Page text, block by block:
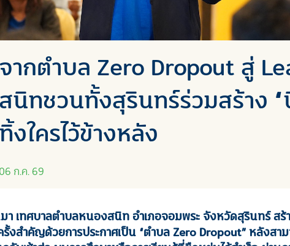
จากตำบล Zero Dropout สู่
สนิทชวนทั้งสุรินทร์ร่วมสร้าง “
ทิ้งใครไว้ข้างหลัง
06 ก.ค. 69
า เทศบาลตำบลหนองสนิท อำเภอจอมพระ จังหวัดสุรินทร์ สร้
งสำคัญด้วยการประกาศเป็น “ตำบลZero Dropout” หลังสาม